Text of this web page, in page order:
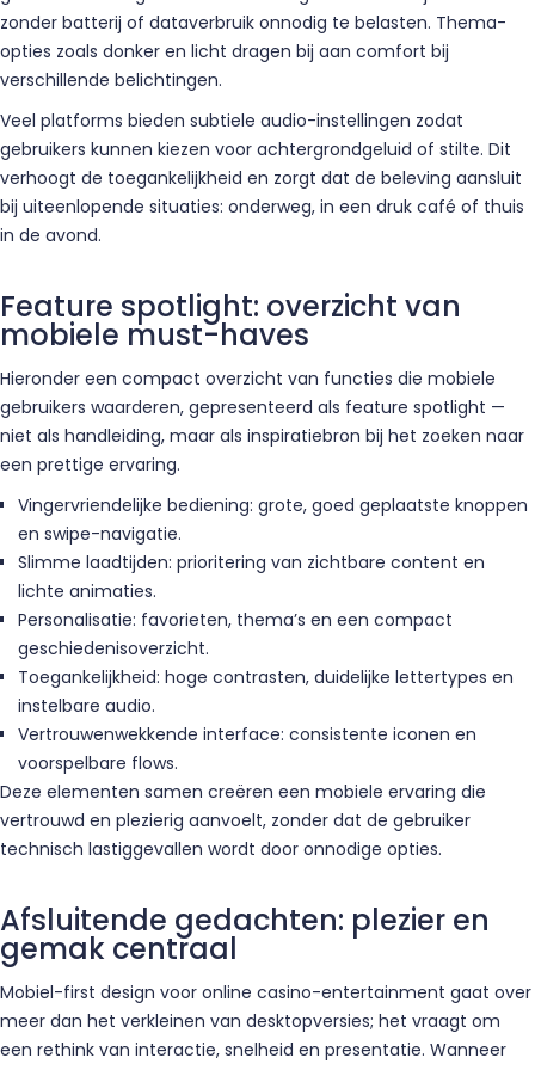
zonder batterij of dataverbruik onnodig te belasten. Thema-
opties zoals donker en licht dragen bij aan comfort bij
verschillende belichtingen.
Veel platforms bieden subtiele audio-instellingen zodat
gebruikers kunnen kiezen voor achtergrondgeluid of stilte. Dit
verhoogt de toegankelijkheid en zorgt dat de beleving aansluit
bij uiteenlopende situaties: onderweg, in een druk café of thuis
in de avond.
Feature spotlight: overzicht van
mobiele must-haves
Hieronder een compact overzicht van functies die mobiele
gebruikers waarderen, gepresenteerd als feature spotlight —
niet als handleiding, maar als inspiratiebron bij het zoeken naar
een prettige ervaring.
Vingervriendelijke bediening: grote, goed geplaatste knoppen
en swipe-navigatie.
Slimme laadtijden: prioritering van zichtbare content en
lichte animaties.
Personalisatie: favorieten, thema’s en een compact
geschiedenisoverzicht.
Toegankelijkheid: hoge contrasten, duidelijke lettertypes en
instelbare audio.
Vertrouwenwekkende interface: consistente iconen en
voorspelbare flows.
Deze elementen samen creëren een mobiele ervaring die
vertrouwd en plezierig aanvoelt, zonder dat de gebruiker
technisch lastiggevallen wordt door onnodige opties.
Afsluitende gedachten: plezier en
gemak centraal
Mobiel-first design voor online casino-entertainment gaat over
meer dan het verkleinen van desktopversies; het vraagt om
een rethink van interactie, snelheid en presentatie. Wanneer